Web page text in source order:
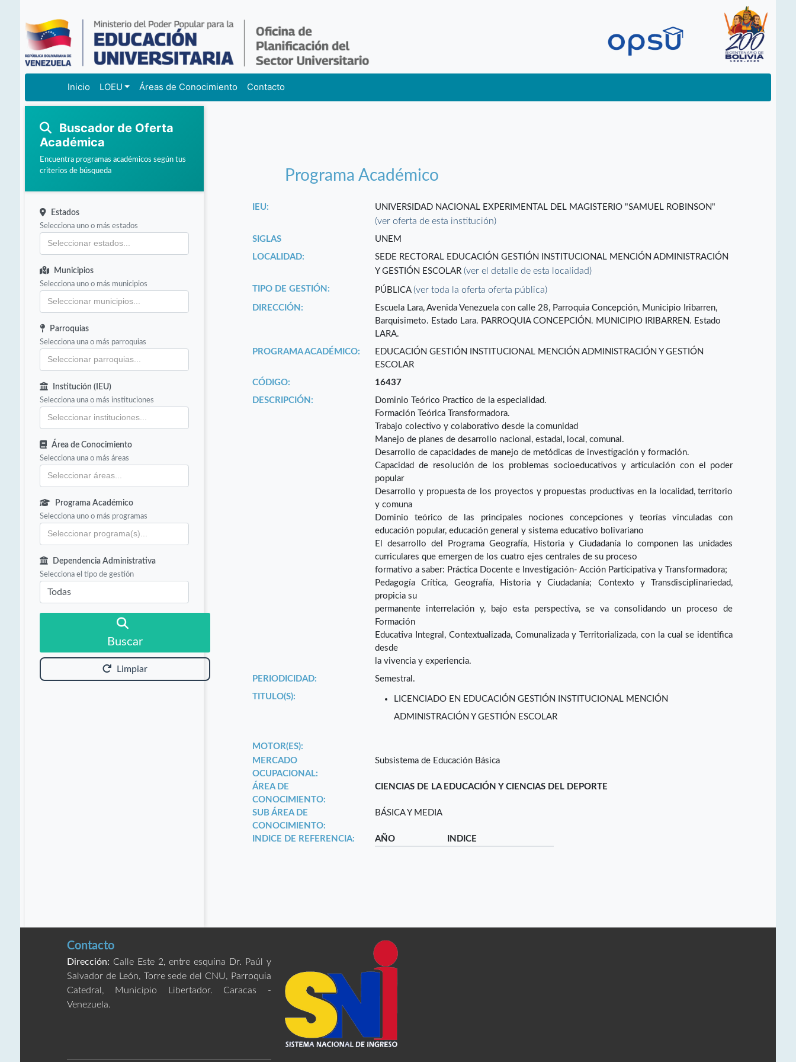
Inicio LOEU Áreas de Conocimiento Contacto
Buscador de Oferta
Académica
Encuentra programas académicos según tus
criterios de búsqueda
Estados
Selecciona uno o más estados
Municipios
Selecciona uno o más municipios
Parroquias
Selecciona una o más parroquias
Institución (IEU)
Selecciona una o más instituciones
Área de Conocimiento
Selecciona una o más áreas
Programa Académico
Selecciona uno o más programas
Dependencia Administrativa
Selecciona el tipo de gestión
Buscar
Limpiar
Programa Académico
IEU: UNIVERSIDAD NACIONAL EXPERIMENTAL DEL MAGISTERIO "SAMUEL ROBINSON"
(ver oferta de esta institución)
SIGLAS
UNEM
LOCALIDAD:
SEDE RECTORAL EDUCACIÓN GESTIÓN INSTITUCIONAL MENCIÓN ADMINISTRACIÓN
Y GESTIÓN ESCOLAR(ver el detalle de esta localidad)
TIPO DE GESTIÓN: PÚBLICA(ver toda la oferta oferta pública)
DIRECCIÓN:
Escuela Lara, Avenida Venezuela con calle 28, Parroquia Concepción, Municipio Iribarren,
Barquisimeto. Estado Lara. PARROQUIA CONCEPCIÓN. MUNICIPIO IRIBARREN. Estado
LARA.
PROGRAMA ACADÉMICO:
EDUCACIÓN GESTIÓN INSTITUCIONAL MENCIÓN ADMINISTRACIÓN Y GESTIÓN
ESCOLAR
CÓDIGO:
16437
DESCRIPCIÓN:
Dominio Teórico Practico de la especialidad.
Formación Teórica Transformadora.
Trabajo colectivo y colaborativo desde la comunidad
Manejo de planes de desarrollo nacional, estadal, local, comunal.
Desarrollo de capacidades de manejo de metódicas de investigación y formación.
Capacidad de resolución de los problemas socioeducativos y articulación con el poder
popular
Desarrollo y propuesta de los proyectos y propuestas productivas en la localidad, territorio
y comuna
Dominio teórico de las principales nociones concepciones y teorías vinculadas con
educación popular, educación general y sistema educativo bolivariano
El desarrollo del Programa Geografía, Historia y Ciudadanía lo componen las unidades
curriculares que emergen de los cuatro ejes centrales de su proceso
formativo a saber: Práctica Docente e Investigación- Acción Participativa y Transformadora;
Pedagogía Crítica, Geografía, Historia y Ciudadanía; Contexto y Transdisciplinariedad,
propicia su
permanente interrelación y, bajo esta perspectiva, se va consolidando un proceso de
Formación
Educativa Integral, Contextualizada, Comunalizada y Territorializada, con la cual se identifica
desde
la vivencia y experiencia.
PERIODICIDAD:
Semestral.
TITULO(S):
LICENCIADO EN EDUCACIÓN GESTIÓN INSTITUCIONAL MENCIÓN
ADMINISTRACIÓN Y GESTIÓN ESCOLAR
MOTOR(ES):
MERCADO
OCUPACIONAL:
Subsistema de Educación Básica
ÁREA DE
CONOCIMIENTO:
CIENCIAS DE LA EDUCACIÓN Y CIENCIAS DEL DEPORTE
SUB ÁREA DE
CONOCIMIENTO:
BÁSICA Y MEDIA
INDICE DE REFERENCIA: AÑO INDICE
Contacto
Dirección: Calle Este 2, entre esquina Dr. Paúl y
Salvador de León, Torre sede del CNU, Parroquia
Catedral, Municipio Libertador. Caracas -
Venezuela.